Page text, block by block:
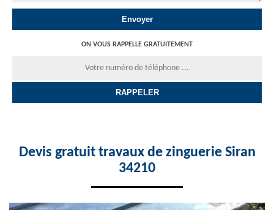
ON VOUS RAPPELLE GRATUITEMENT
Devis gratuit travaux de zinguerie Siran
34210